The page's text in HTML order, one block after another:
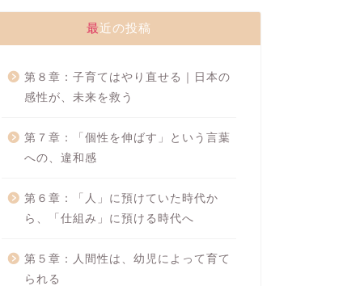
最近の投稿
第８章：子育てはやり直せる｜日本の
感性が、未来を救う
第７章：「個性を伸ばす」という言葉
への、違和感
第６章：「人」に預けていた時代か
ら、「仕組み」に預ける時代へ
第５章：人間性は、幼児によって育て
られる